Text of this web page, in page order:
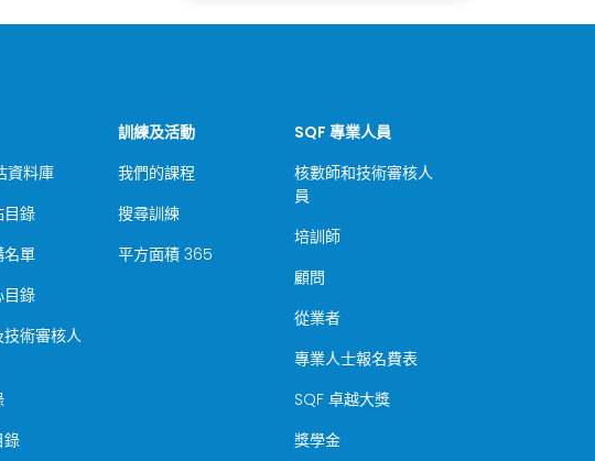
資料庫
目錄
名單
目錄
術審核人
錄
訓練及活動
我們的課程
搜尋訓練
平方面積 365
SQF 專業人員
核數師和技術審核人
員
培訓師
顧問
從業者
專業人士報名費表
SQF 卓越大獎
獎學金